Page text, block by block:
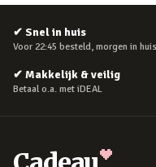
✔ Snel in huis
Voor 22:45 besteld, morgen in
✔ Makkelijk & veilig
Betaal o.a. met iDEAL